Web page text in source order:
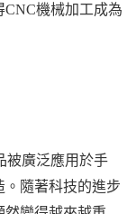
機械加工成為
被廣泛應用於手
隨著科技的進步